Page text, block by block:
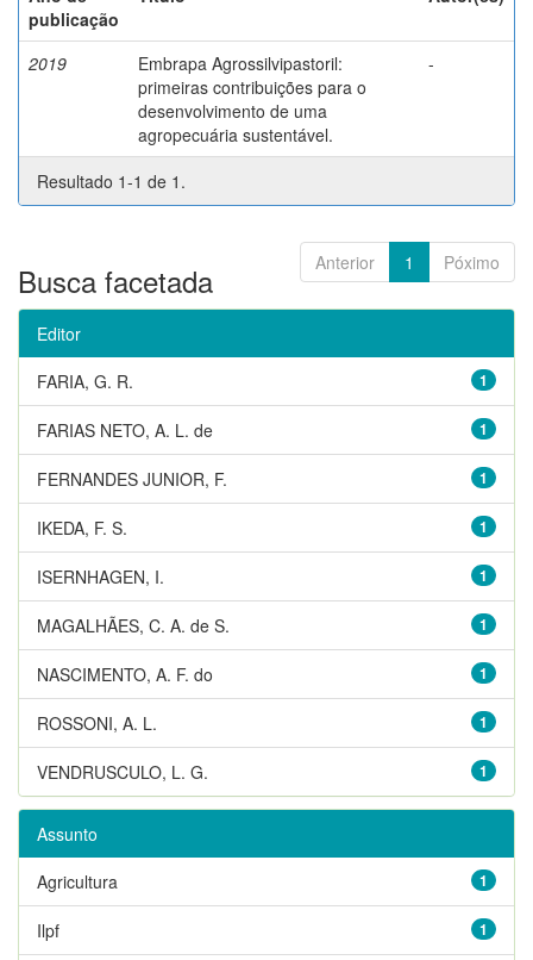
publicação
2019
Embrapa Agrossilvipastoril:
primeiras contribuições para o
desenvolvimento de uma
agropecuária sustentável.
-
Resultado 1-1 de 1.
Anterior 1 Póximo
Busca facetada
Editor
1
FARIA, G. R.
1
FARIAS NETO, A. L. de
1
FERNANDES JUNIOR, F.
1
IKEDA, F. S.
1
ISERNHAGEN, I.
1
MAGALHÃES, C. A. de S.
1
NASCIMENTO, A. F. do
1
ROSSONI, A. L.
1
VENDRUSCULO, L. G.
Assunto
1
Agricultura
1
Ilpf